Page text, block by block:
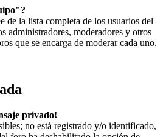
de la lista completa de los usuarios del
administradores, moderadores y otros
que se encarga de moderar cada uno.
privado!
no está registrado y/o identificado,